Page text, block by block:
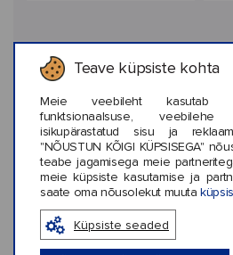
Teave küpsiste kohta
Meie veebileht kasutab
funktsionaalsuse,
isikupärastatud sisu ja
"NÕUSTUN KÕIGI KÜPSISEGA"
teabe jagamisega meie
meie küpsiste kasutamise ja
saate oma nõusolekut muuta
Küpsiste seaded
HOOLDUSINFO
INFORMATSIOON KOHTA CROCS™